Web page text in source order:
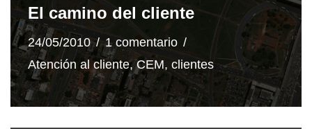
El camino del cliente
24/05/2010
1 comentario
Atención al cliente,CEM, clientes